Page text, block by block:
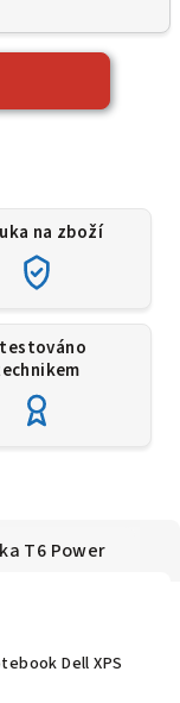
na zboží
T6 Power
Dell XPS